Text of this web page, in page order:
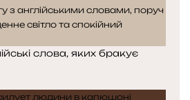
слова, яких бракує